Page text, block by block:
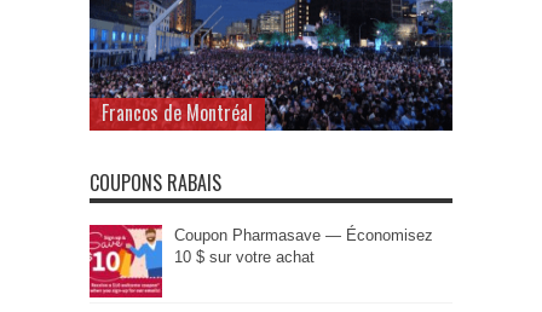
Francos de Montréal
COUPONS RABAIS
Coupon Pharmasave — Économisez
10 $ sur votre achat